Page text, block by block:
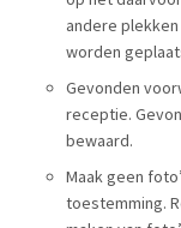
andere
worden
Gevonden
receptie.
bewaard.
Maak geen
toestemming.